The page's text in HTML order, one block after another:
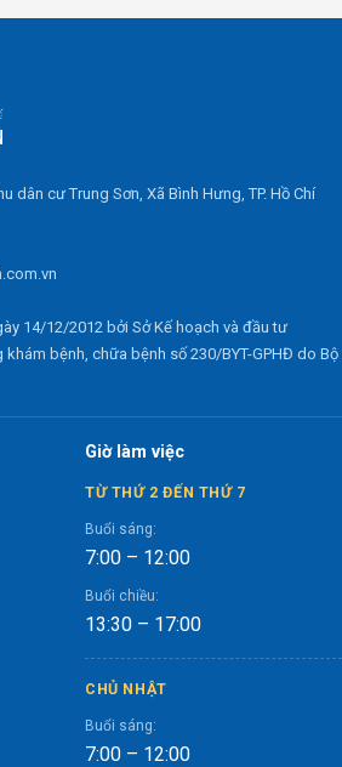
dân cư Trung Sơn, Xã Bình Hưng, TP. Hồ Chí
14/12/2012 bởi Sở Kế hoạch và đầu tư
khám bệnh, chữa bệnh số 230/BYT-GPHĐ do Bộ
Giờ làm việc
TỪ THỨ 2 ĐẾN THỨ 7
Buổi sáng:
7:00 – 12:00
Buổi chiều:
13:30 – 17:00
CHỦ NHẬT
Buổi sáng:
7:00 – 12:00